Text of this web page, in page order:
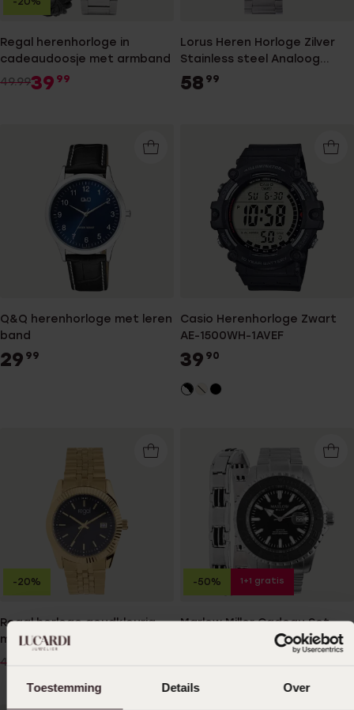
Toestemming Details Over
Regal herenhorloge in
cadeaudoosje met armband
49.9939 99
Lorus Heren Horloge Zilver
Stainless steel Analoog
RXH01IX5
58 99
Q&Q herenhorloge met leren
band
29 99
Casio Herenhorloge Zwart
AE-1500WH-1AVEF
39 90
Regal horloge goudkleurig
met zwarte wijzerplaat
49.99
-20%
Marlow Miller Cadeau Set
Heren Horloge Zilverkleurig
-50% 1+1 gratis